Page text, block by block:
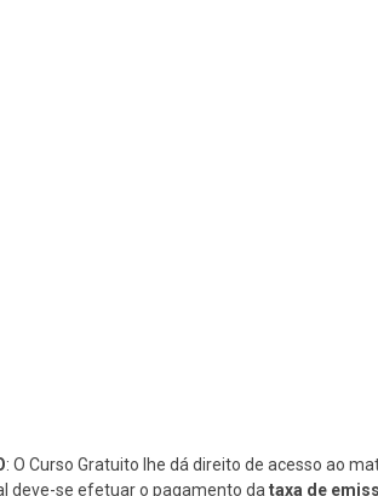
: O Curso Gratuito lhe dá direito de acesso ao
deve-se efetuar o pagamento da taxa de